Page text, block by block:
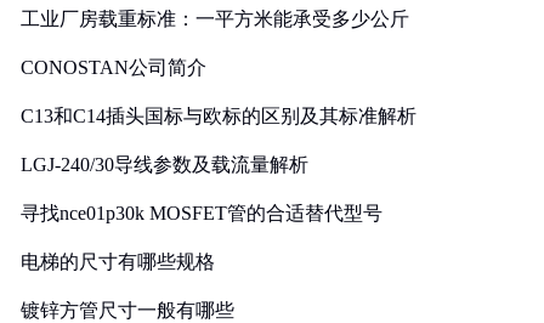
工业厂房载重标准：一平方米能承受多少公斤
CONOSTAN公司简介
C13和C14插头国标与欧标的区别及其标准解析
LGJ-240/30导线参数及载流量解析
寻找nce01p30k MOSFET管的合适替代型号
电梯的尺寸有哪些规格
镀锌方管尺寸一般有哪些